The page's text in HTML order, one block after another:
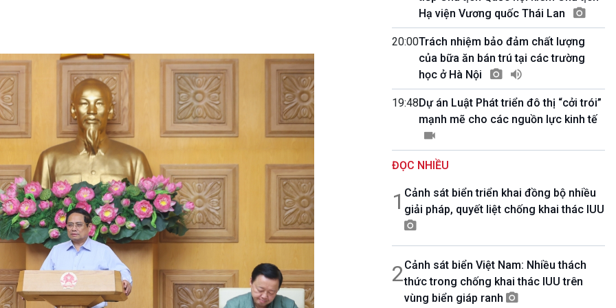
10 phút Sự kiện - Luận bàn
Câu chuyện thời sự
Dòng chảy sự kiện
Đối thoại
Diễn đàn chủ nhật
Chuyện đêm
Hạ viện Vương quốc Thái Lan
20:00Trách nhiệm bảo đảm chất lượng
của bữa ăn bán trú tại các trường
học ở Hà Nội
19:48Dự án Luật Phát triển đô thị “cởi trói”
mạnh mẽ cho các nguồn lực kinh tế
ĐỌC NHIỀU
1 Cảnh sát biển triển khai đồng bộ nhiều
giải pháp, quyết liệt chống khai thác IUU
2Cảnh sát biển Việt Nam: Nhiều thách
thức trong chống khai thác IUU trên
vùng biển giáp ranh